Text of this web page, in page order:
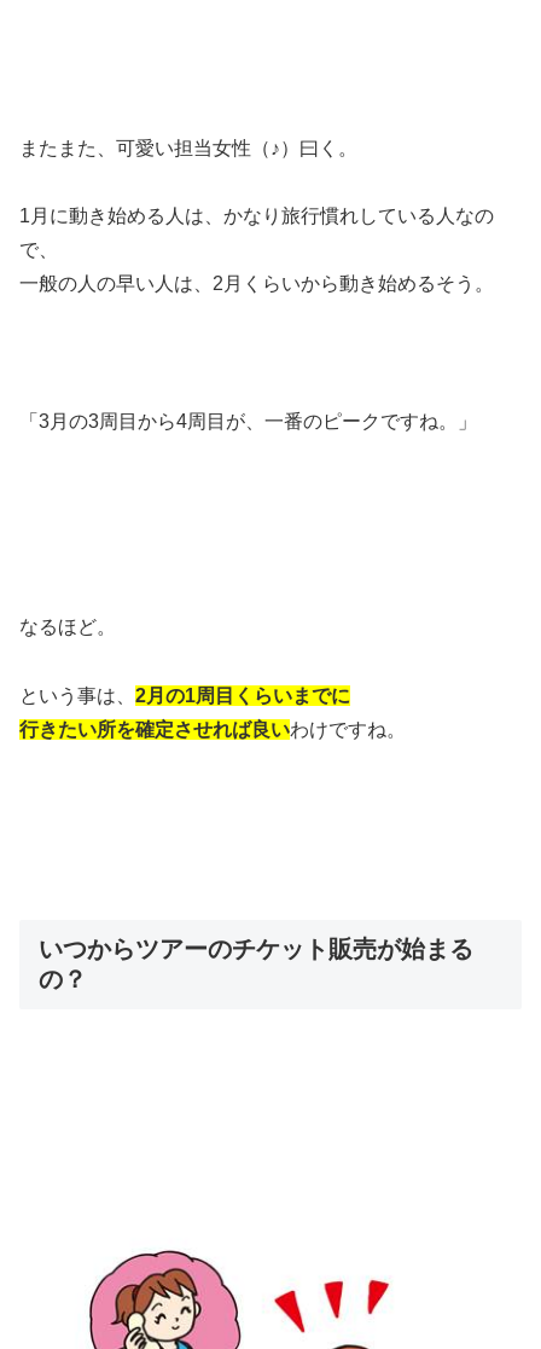
またまた、可愛い担当女性（♪）曰く。
1月に動き始める人は、かなり旅行慣れしている人なの
で、
一般の人の早い人は、2月くらいから動き始めるそう。
「3月の3周目から4周目が、一番のピークですね。」
なるほど。
という事は、 2月の1周目くらいまでに
行きたい所を確定させれば良いわけですね。
いつからツアーのチケット販売が始まる
の？